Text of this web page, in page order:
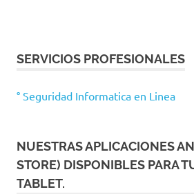
SERVICIOS PROFESIONALES
° Seguridad Informatica en Linea
NUESTRAS APLICACIONES
STORE) DISPONIBLES PARA
TABLET.